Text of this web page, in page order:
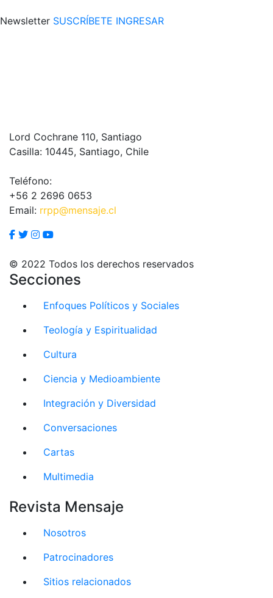
Newsletter SUSCRÍBETE INGRESAR
Lord Cochrane 110, Santiago
Casilla: 10445, Santiago, Chile
Teléfono:
+56 2 2696 0653
Email: rrpp@mensaje.cl
© 2022 Todos los derechos reservados
Secciones
Enfoques Políticos y Sociales
Teología y Espiritualidad
Cultura
Ciencia y Medioambiente
Integración y Diversidad
Conversaciones
Cartas
Multimedia
Revista Mensaje
Nosotros
Patrocinadores
Sitios relacionados